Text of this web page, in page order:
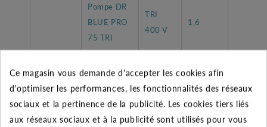
Pompe DR
BLUE PRO
75 TRI
TRI
400 V
1,6
Tableau des performances
Débit
(m3/h)
0 3,6 7,2 10,8 14,4
Ce magasin vous demande d'accepter les cookies afin
d'optimiser les performances, les fonctionnalités des réseaux
sociaux et la pertinence de la publicité. Les cookies tiers liés
aux réseaux sociaux et à la publicité sont utilisés pour vous